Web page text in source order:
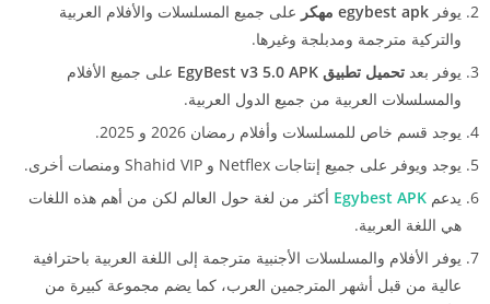
يوفر egybest apk مهكر
على جميع المسلسلات والأفلام العربية
والتركية مترجمة ومدبلجة وغيرها.
يوفر بعد تحميل تطبيق EgyBest v3 5.0 APK
على جميع الأفلام
والمسلسلات العربية من جميع الدول العربية.
يوجد قسم خاص للمسلسلات وأفلام رمضان 2026 و 2025.
يوجد ويوفر على جميع إنتاجات Netflex و Shahid VIP ومنصات أخرى.
يدعم Egybest APK أكثر من لغة حول العالم لكن من أهم هذه اللغات
هي اللغة العربية.
يوفر الأفلام والمسلسلات الأجنبية مترجمة إلى اللغة العربية باحترافية
عالية من قبل أشهر المترجمين العرب، كما يضم مجموعة كبيرة من